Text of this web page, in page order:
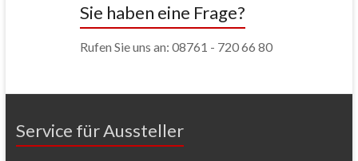
Sie haben eine Frage?
Rufen Sie uns an: 08761 - 720 66 80
Service für Aussteller